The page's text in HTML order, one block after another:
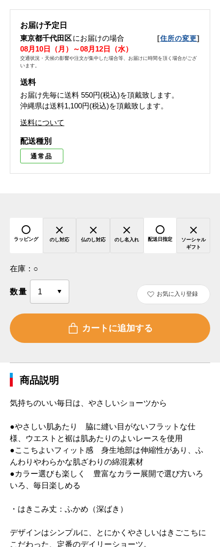
お届け予定日
東京都千代田区にお届けの場合 [住所の変更]
08月10日（月）～08月12日（水）
交通状況・天候の影響や注文が集中した場合等、お届けに時間を頂く場合がござ
います。
送料
お届け先毎に送料 550円(税込)を頂戴致します。
沖縄県は送料1,100円(税込)を頂戴致します。
送料について
配送種別
通常品
ラッピング のし対応 仏のし対応 のし名入れ 配送日指定
ソーシャル
ギフト
在庫： ○
数量 お気に入り登録
商品説明
気持ちのいい毎日は、やさしいショーツから
●やさしい肌あたり 脇に縫い目がないフラットな仕
様、ウエストと裾は肌あたりのよいレースを使用
●ここちよいフィット感 身生地部は伸縮性があり、ふ
んわりやわらかな肌ざわりの綿混素材
●カラー選びも楽しく 豊富なカラー展開で選び方いろ
いろ、毎日楽しめる
・はきこみ丈：ふかめ（深ばき）
デザインはシンプルに、とにかくやさしいはきごこちに
こだわった、定番のデイリーショーツ。